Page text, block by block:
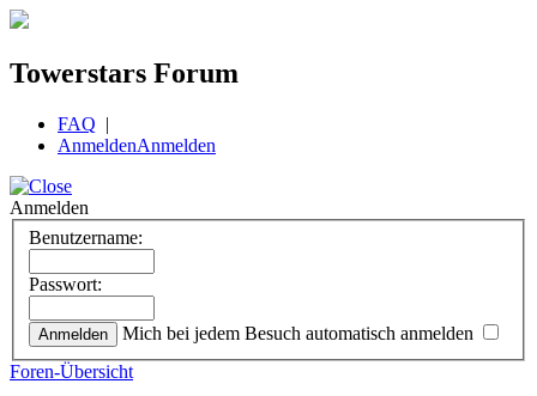
Towerstars Forum
FAQ |
AnmeldenAnmelden
Anmelden
Benutzername:
Passwort:
Mich bei jedem Besuch automatisch anmelden
Foren-Übersicht